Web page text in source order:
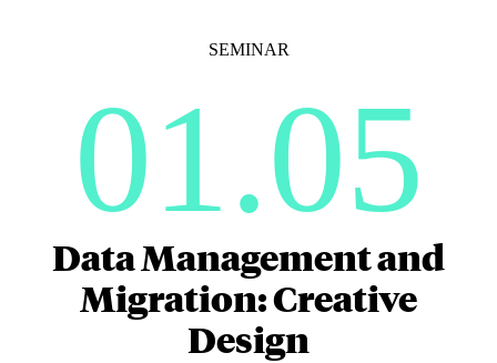
SEMINAR
01.05
Data Management and
Migration: Creative
Design